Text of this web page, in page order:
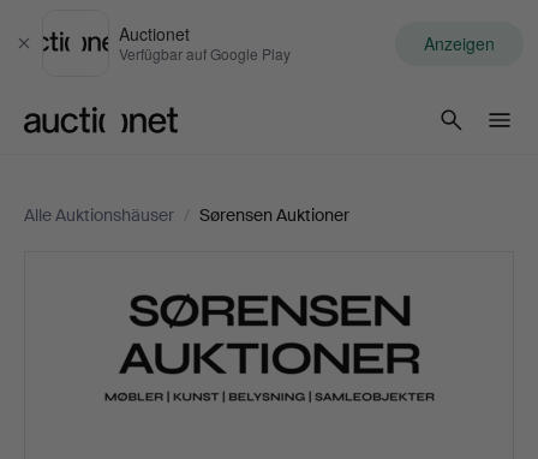
Schließen
Auctionet
Verfügbar auf Google Play Anzeigen
Alle Auktionshäuser / Sørensen Auktioner
Auktioner